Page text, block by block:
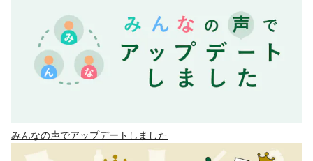
みんなの声でアップデートしました